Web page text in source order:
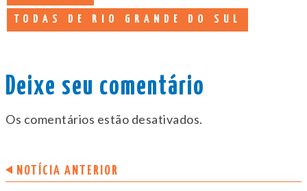
TODAS DE RIO GRANDE DO SUL
Deixe seu comentário
Os comentários estão desativados.
NOTÍCIA ANTERIOR